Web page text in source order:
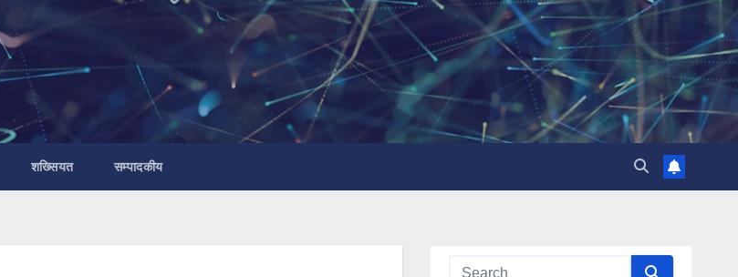
शख्सियत सम्पादकीय